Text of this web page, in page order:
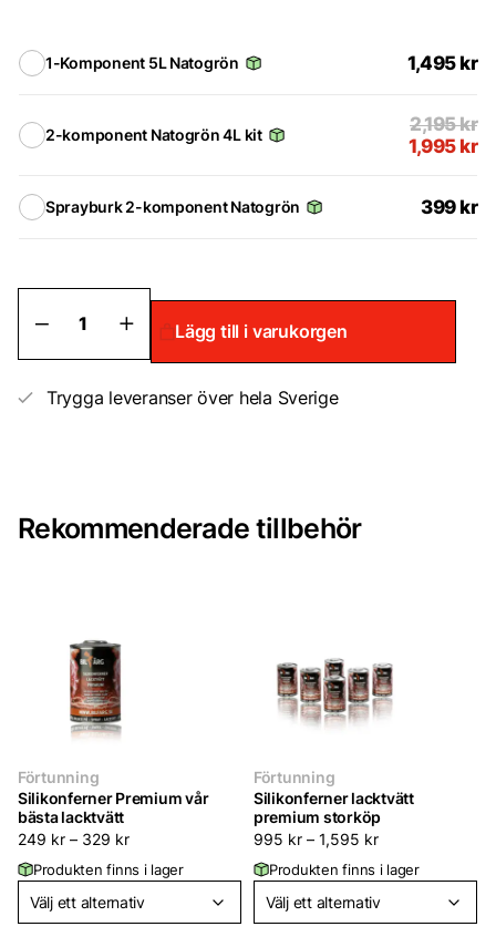
1-Komponent 5L Natogrön 1,495 kr
2-komponent Natogrön 4L kit 2,195kr
1,995 kr
Sprayburk 2-komponent Natogrön 399 kr
Natogrön
Militärgrön
(matt)
mängd
Lägg till i varukorgen
Trygga leveranser över hela Sverige
Rekommenderade tillbehör
Förtunning
Silikonferner Premium vår
bästa lacktvätt
249 kr – 329 kr
Produkten finns i lager
Förtunning
Silikonferner lacktvätt
premium storköp
995 kr – 1,595 kr
Produkten finns i lager